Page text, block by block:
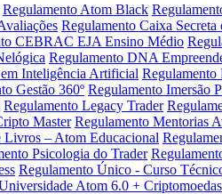
Regulamento Atom Black
Regulamento Caixa Secreta
CEBRAC EJA Ensino Médio
Regulamento DNA
Inteligência Artificial Regulamento
Gestão 360º Regulamento Imersão
Regulamento Legacy Trader
Master Regulamento Mentorias
– Atom Educacional
Psicologia do Trader
Regulamento Único - Curso
Atom 6.0 + Criptomoedas